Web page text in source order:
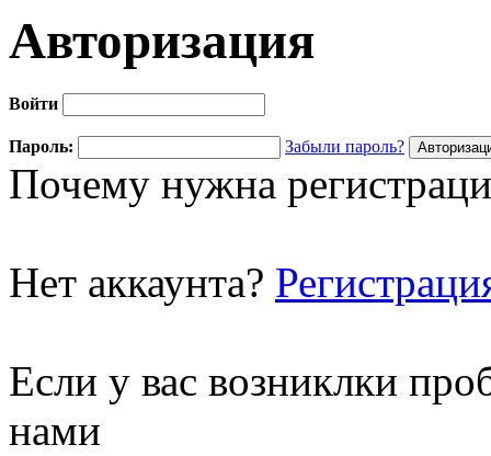
Авторизация
Войти
Пароль: Забыли пароль?
Почему нужна
Нет аккаунта?
Если у вас возниклки
нами